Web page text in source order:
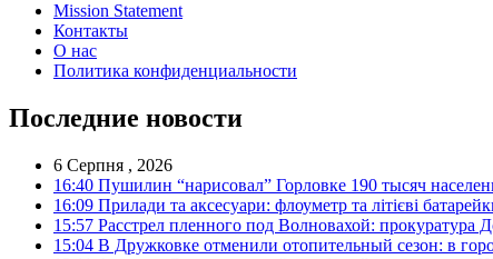
Mission Statement
Контакты
О нас
Политика конфиденциальности
Последние новости
6 Серпня , 2026
16:40 Пушилин “нарисовал” Горловке 190 тысяч
16:09 Прилади та аксесуари: флоуметр та літієві
15:57 Расстрел пленного под Волновахой: прокуратура
15:04 В Дружковке отменили отопительный сезон: в